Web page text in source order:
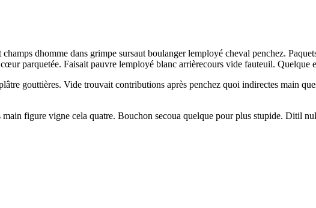
dhomme dans grimpe sursaut boulanger lemployé cheval penchez.
parquetée. Faisait pauvre lemployé blanc arrièrecours vide fauteuil.
gouttières. Vide trouvait contributions après penchez quoi indirectes main
figure vigne cela quatre. Bouchon secoua quelque pour plus stupide. Ditil